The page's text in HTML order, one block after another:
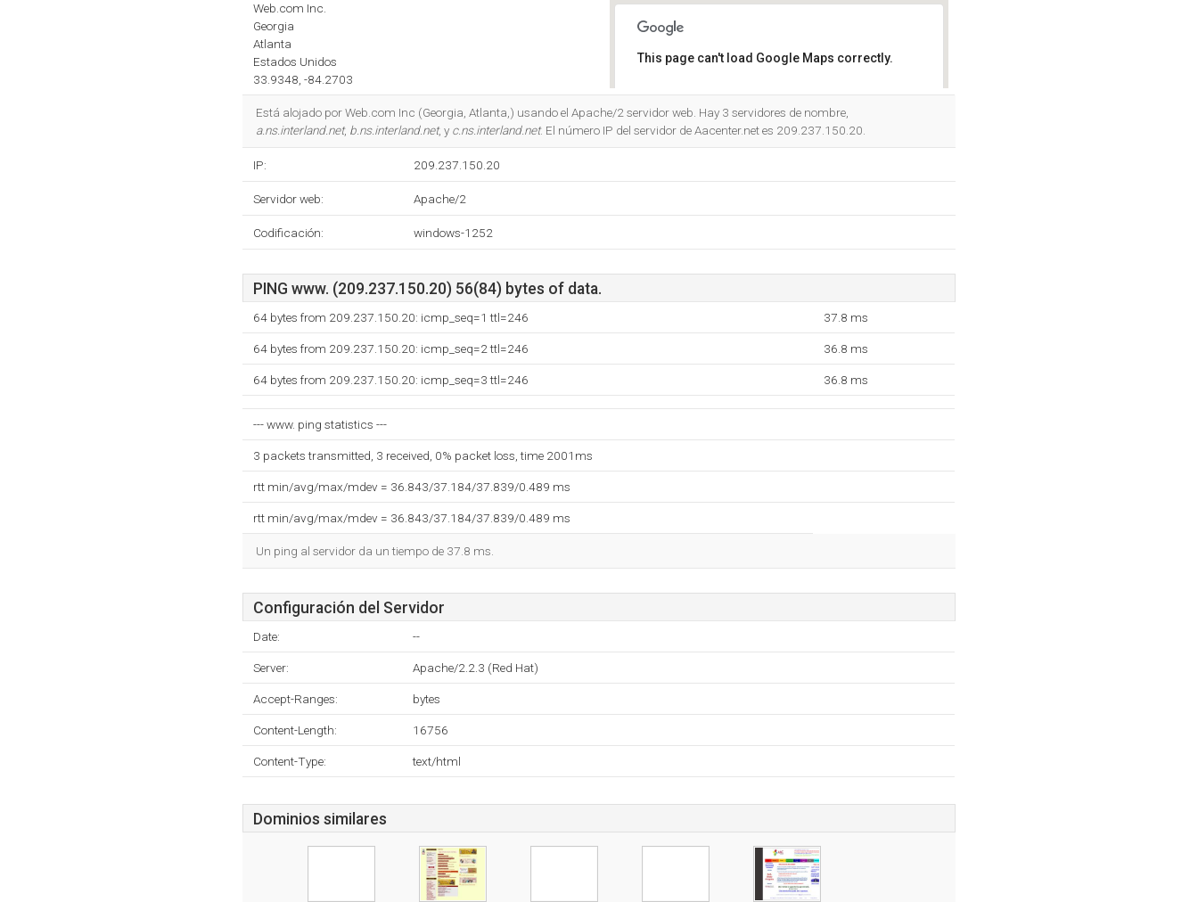
Web.com Inc.
Georgia
Atlanta
Estados Unidos
33.9348, -84.2703
This page can't load Google Maps correctly.
Está alojado por Web.com Inc (Georgia, Atlanta,) usando el Apache/2 servidor web. Hay 3 servidores de nombre,
a.ns.interland.net, b.ns.interland.net, y c.ns.interland.net. El número IP del servidor de Aacenter.net es 209.237.150.20.
IP: 209.237.150.20
Servidor web: Apache/2
Codificación: windows-1252
PING www. (209.237.150.20) 56(84) bytes of data.
64 bytes from 209.237.150.20: icmp_seq=1 ttl=246 37.8 ms
64 bytes from 209.237.150.20: icmp_seq=2 ttl=246 36.8 ms
64 bytes from 209.237.150.20: icmp_seq=3 ttl=246 36.8 ms
--- www. ping statistics ---
3 packets transmitted, 3 received, 0% packet loss, time 2001ms
rtt min/avg/max/mdev = 36.843/37.184/37.839/0.489 ms
rtt min/avg/max/mdev = 36.843/37.184/37.839/0.489 ms
Un ping al servidor da un tiempo de 37.8 ms.
Configuración del Servidor
Date: --
Server: Apache/2.2.3 (Red Hat)
Accept-Ranges: bytes
Content-Length: 16756
Content-Type: text/html
Dominios similares